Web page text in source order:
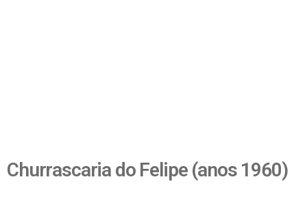
Churrascaria do Felipe (anos 1960)